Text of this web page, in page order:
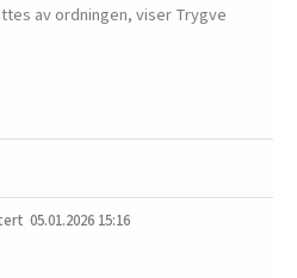
av ordningen, viser Trygve
05.01.2026 15:16